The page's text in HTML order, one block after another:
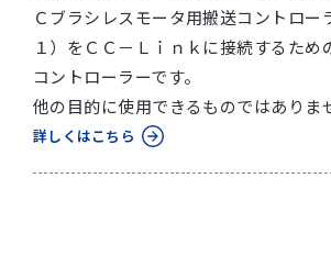
Ｃブラシレスモータ用搬送コントロー
１）をＣＣ－Ｌｉｎｋに接続するため
コントローラーです。
他の目的に使用できるものではありま
詳しくはこちら